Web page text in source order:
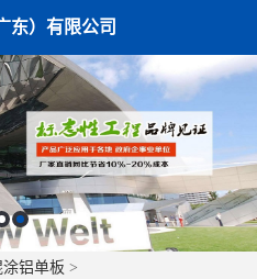
东）有限公司
涂铝单板 >